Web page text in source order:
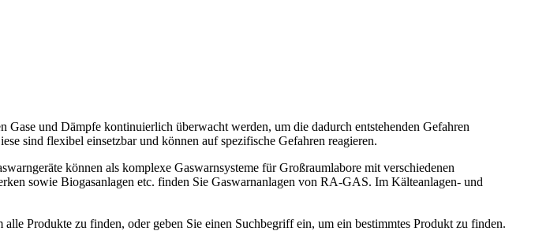
und Dämpfe kontinuierlich überwacht werden, um die dadurch entstehenden Gefahren
sind flexibel einsetzbar und können auf spezifische Gefahren reagieren.
können als komplexe Gaswarnsysteme für Großraumlabore mit verschiedenen
sowie Biogasanlagen etc. finden Sie Gaswarnanlagen von RA-GAS. Im Kälteanlagen- und
alle Produkte zu finden, oder geben Sie einen Suchbegriff ein, um ein bestimmtes Produkt zu finden.